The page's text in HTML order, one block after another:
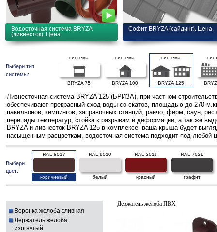
Водосточная система BRYZA
(ливнесток). Цена.
Софит BRYZA (сайдинг). Цена.
Выбери тип
системы:
система
BRYZA 75
система
BRYZA 100
система
BRYZA 125
Ливнесточная система BRYZA 125 (БРИЗА), при частном
обеспечивают прекрасный сход воды со скатов, площадью до 270
павильонов, кемпингов, заправочных станций, ранчо, ферм, саун,
перепады температур, стойка к разрывам и деформации, а так же
BRYZA и ливнесток BRYZA 125 в комплексе, ваша крыша будет
насыщенным расцветкам, водосточная система подходит под любой
Выбери
цвет:
RAL 8017
коричневый
RAL 9010
белый
RAL 3011
красный
RAL 7021
графит
Воронка желоба сливная
Держатель желоба
изогнутый
Держатель желоба ПВХ